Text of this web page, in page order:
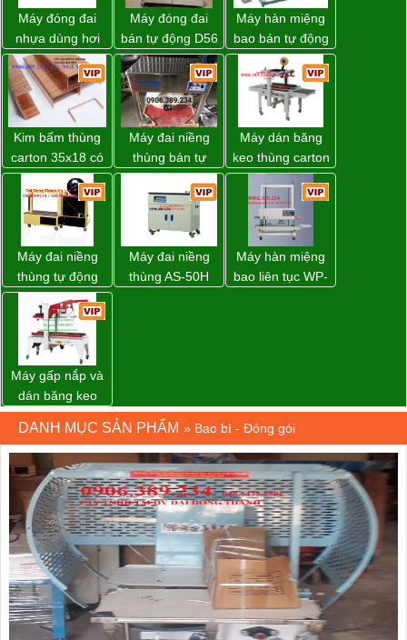
Máy đóng đai
nhựa dùng hơi
khí nén WP-20
Máy đóng đai
bán tự động D56
Strapack
Máy hàn miệng
bao bán tự động
nhập khẩu
Taiwan
Kim bấm thùng
carton 35x18 có
sẵn giá rẻ toàn
quốc
Máy đai niềng
thùng bán tự
động D53XS2
của hãng
Strapack Nhật
Máy dán băng
keo thùng carton
WP-5050RL
chính hãng
Máy đai niềng
thùng tự động
DBA-80A Đài
Loan giá rẻ
Máy đai niềng
thùng AS-50H
Máy hàn miệng
bao liên tục WP-
Máy gấp nắp và
dán băng keo
thùng carton tự
động WP-5050F
giá rẻ
DANH MỤC SẢN PHẨM » Bao bì - Đóng gói